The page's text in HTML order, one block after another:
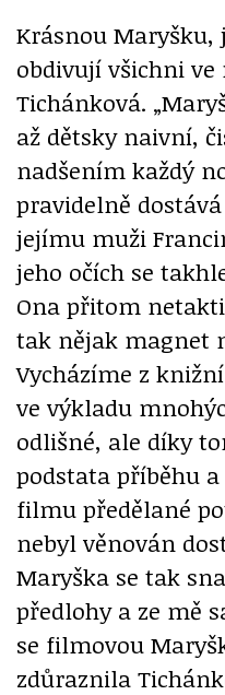
Krásnou Maryšku,
obdivují všichni
Tichánková.
až dětsky naivní,
nadšením každý
pravidelně
jejímu muži
jeho očích se
Ona přitom
tak nějak magnet
Vycházíme z
ve výkladu
odlišné, ale díky
podstata příběhu
filmu předělané
nebyl věnován
Maryška se tak
předlohy a ze mě
se filmovou
zdůraznila